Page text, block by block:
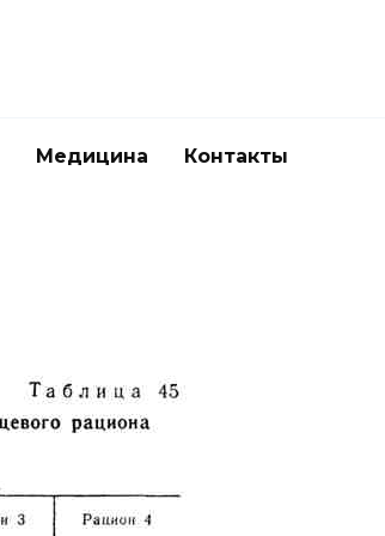
Медицина Контакты